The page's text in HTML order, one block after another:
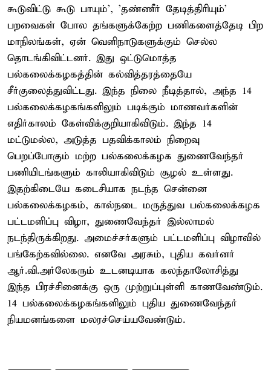
கூடுவிட்டு கூடு பாயும்', 'தண்ணீர் தேடித்திரியும்'
பறவைகள் போல தங்களுக்கேற்ற பணிகளைத்தேடி பிற
மாநிலங்கள், ஏன் வெளிநாடுகளுக்கும் செல்ல
தொடங்கிவிட்டனர். இது ஒட்டுமொத்த
பல்கலைக்கழகத்தின் கல்வித்தரத்தையே
சீர்குலைத்துவிட்டது. இந்த நிலை நீடித்தால், அந்த 14
பல்கலைக்கழகங்களிலும் படிக்கும் மாணவர்களின்
எதிர்காலம் கேள்விக்குறியாகிவிடும். இந்த 14
மட்டுமல்ல, அடுத்த பதவிக்காலம் நிறைவு
பெறப்போகும் மற்ற பல்கலைக்கழக துணைவேந்தர்
பணியிடங்களும் காலியாகிவிடும் சூழல் உள்ளது.
இதற்கிடையே கடைசியாக நடந்த சென்னை
பல்கலைக்கழகம், கால்நடை மருத்துவ பல்கலைக்கழக
பட்டமளிப்பு விழா, துணைவேந்தர் இல்லாமல்
நடந்திருக்கிறது. அமைச்சர்களும் பட்டமளிப்பு விழாவில்
பங்கேற்கவில்லை. எனவே அரசும், புதிய கவர்னர்
ஆர்.வி.அர்லேகரும் உடனடியாக கலந்தாலோசித்து
இந்த பிரச்சினைக்கு ஒரு முற்றுப்புள்ளி காணவேண்டும்.
14 பல்கலைக்கழகங்களிலும் புதிய துணைவேந்தர்
நியமனங்களை மலரச்செய்யவேண்டும்.